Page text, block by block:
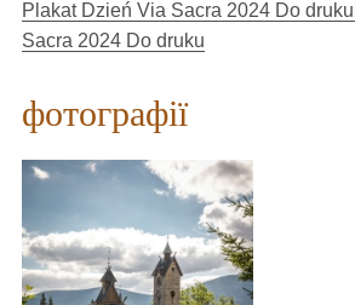
Plakat Dzień Via Sacra 2024 Do druku
Sacra 2024 Do druku
фотографії